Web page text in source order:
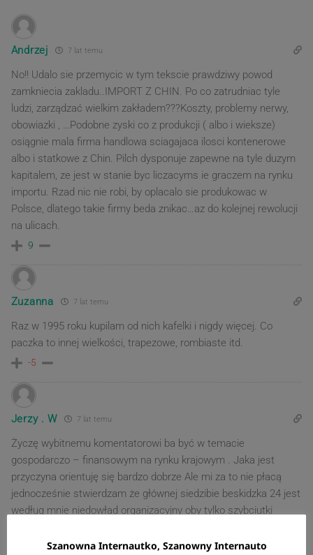
Andrzej 7 lat temu
No!! Udalo sie przemycic w tym tekscie prawdziwy powod
zamkniecia zakladu..IMPORT Z CHIN. Po co zatrudniac tyle
ludzi, zarządzać wielkim zakładem???Koszty, problemy nerwy,
obowiazki , …Podobne zyski co z produkcji ( albo i wieksze)
osiągnie mala firma handlowa sciagajaca ilosci kontenerowe
albo i statkowe z Chin. Pilch dysponuje zapewne na tyle duzym
kapitalem, ze jest w stanie byc liczacyms ie graczem na rynku
importu. Rzad nic nie robi, by oplacalo sie produkowac w
Polsce, dlatego takie firmy beda znikac…az do kolejnej rewolucji
na ulicach.
9
Zuzanna 7 lat temu
Raz w 1995 roku kupilam od nich kafelki i nigdy więcej. Co
paczka to innej wielkości, trapezowe, rombiaste itd.
-5
Jerzy . W 7 lat temu
Życzę wybitnemu komentatorowi ba być w temacie
gospodarczo – finansowym na rynku krajowym . Jaka jest
przyczyna orientuję się bardzo dobrze Ale mi za to nie płacą
jednocześnie stwierdzam że głównej siedzibie beskidzka 24 jest
według mnie niedowład organizacyjny oby tylko szybciutki
twierdzę że chciwość to grzech a grzechu należy się
Szanowna Internautko, Szanowny Internauto